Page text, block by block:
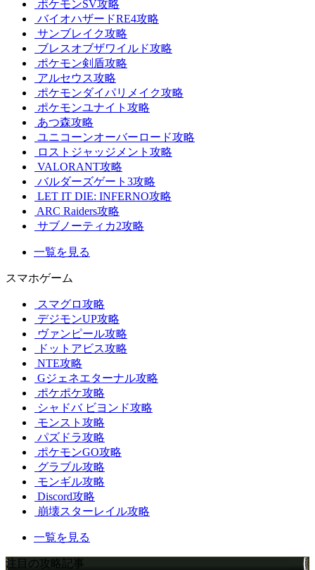
ポケモンSV攻略
バイオハザードRE4攻略
サンブレイク攻略
ブレスオブザワイルド攻略
ポケモン剣盾攻略
アルセウス攻略
ポケモンダイパリメイク攻略
ポケモンユナイト攻略
あつ森攻略
ユニコーンオーバーロード攻略
ロストジャッジメント攻略
VALORANT攻略
バルダーズゲート3攻略
LET IT DIE: INFERNO攻略
ARC Raiders攻略
サブノーティカ2攻略
一覧を見る
スマホゲーム
スマグロ攻略
デジモンUP攻略
ヴァンピール攻略
ドットアビス攻略
NTE攻略
Gジェネエターナル攻略
ポケポケ攻略
シャドバ ビヨンド攻略
モンスト攻略
パズドラ攻略
ポケモンGO攻略
グラブル攻略
モンギル攻略
Discord攻略
崩壊スターレイル攻略
一覧を見る
注目の攻略記事